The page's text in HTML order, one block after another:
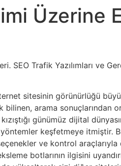
Üzerine
SEO Trafik Yazılımları ve
sitesinin görünürlüğü
bilinen, arama
günümüz dijital
keşfetmeye itmiştir.
ve kontrol
botlarının ilgisini